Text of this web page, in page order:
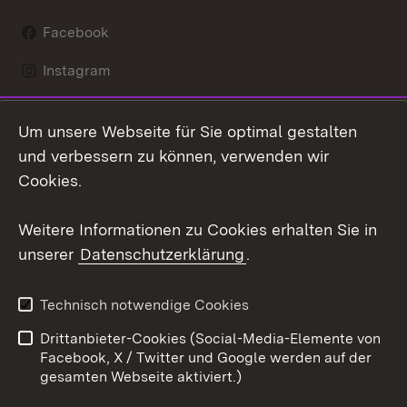
Facebook
Instagram
Mastodon
Youtube
Kontakt
Datenschutz
Barrierefreiheit
Impressum Cookies
Um unsere Webseite für Sie optimal gestalten
und verbessern zu können, verwenden wir
Cookies.
Weitere Informationen zu Cookies erhalten Sie in
unserer Datenschutzerklärung.
Technisch notwendige Cookies
Drittanbieter-Cookies (Social-Media-Elemente von
Facebook, X / Twitter und Google werden auf der
gesamten Webseite aktiviert.)